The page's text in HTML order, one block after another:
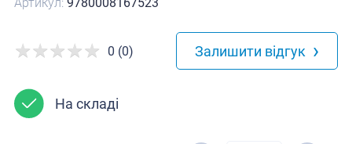
На складі
0 (0) Залишити відгук ›